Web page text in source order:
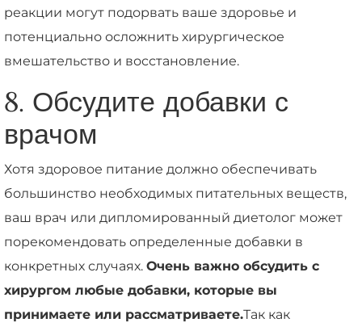
реакции могут подорвать ваше здоровье и
потенциально осложнить хирургическое
вмешательство и восстановление.
8. Обсудите добавки с
врачом
Хотя здоровое питание должно обеспечивать
большинство необходимых питательных веществ,
ваш врач или дипломированный диетолог может
порекомендовать определенные добавки в
конкретных случаях. Очень важно обсудить с
хирургом любые добавки, которые вы
принимаете или рассматриваете.Так как